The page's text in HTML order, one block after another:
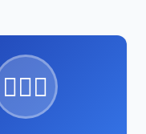
🙋🏻‍♂️